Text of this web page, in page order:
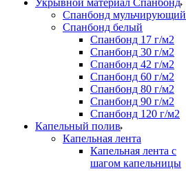
Укрывной материал Спанбонд
Спанбонд мульчирующий
Спанбонд белый
Спанбонд 17 г/м2
Спанбонд 30 г/м2
Спанбонд 42 г/м2
Спанбонд 60 г/м2
Спанбонд 80 г/м2
Спанбонд 90 г/м2
Спанбонд 120 г/м2
Капельный полив
Капельная лента
Капельная лента с
шагом капельницы